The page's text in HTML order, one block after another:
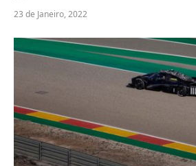
23 de Janeiro, 2022